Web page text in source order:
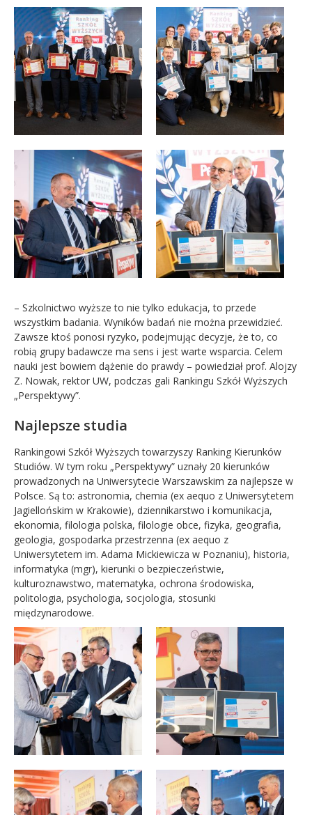
– Szkolnictwo wyższe to nie tylko edukacja, to przede
wszystkim badania. Wyników badań nie można przewidzieć.
Zawsze ktoś ponosi ryzyko, podejmując decyzje, że to, co
robią grupy badawcze ma sens i jest warte wsparcia. Celem
nauki jest bowiem dążenie do prawdy – powiedział prof. Alojzy
Z. Nowak, rektor UW, podczas gali Rankingu Szkół Wyższych
„Perspektywy”.
Najlepsze studia
Rankingowi Szkół Wyższych towarzyszy Ranking Kierunków
Studiów. W tym roku „Perspektywy” uznały 20 kierunków
prowadzonych na Uniwersytecie Warszawskim za najlepsze w
Polsce. Są to: astronomia, chemia (ex aequo z Uniwersytetem
Jagiellońskim w Krakowie), dziennikarstwo i komunikacja,
ekonomia, filologia polska, filologie obce, fizyka, geografia,
geologia, gospodarka przestrzenna (ex aequo z
Uniwersytetem im. Adama Mickiewicza w Poznaniu), historia,
informatyka (mgr), kierunki o bezpieczeństwie,
kulturoznawstwo, matematyka, ochrona środowiska,
politologia, psychologia, socjologia, stosunki
międzynarodowe.